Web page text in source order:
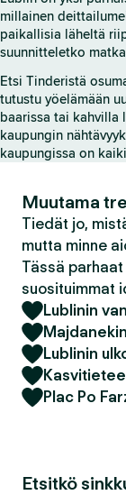
millainen
paikallisia läheltä
suunnitteletko
Etsi Tinderistä
tutustu yöelämään
baarissa tai kahvilla
kaupungin
kaupungissa on
Muutama
Tiedät jo,
mutta minne
Tässä
suosituimmat
Lublinin
Lublinin
Plac Po
Etsitkö